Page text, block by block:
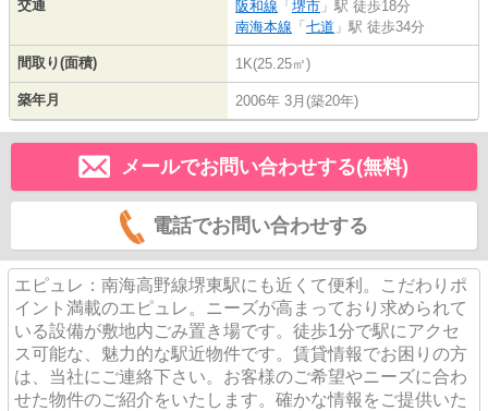
交通
阪和線 「 堺市 」駅 徒歩18分
南海本線 「 七道 」駅 徒歩34分
間取り(面積) 1K(25.25㎡)
築年月 2006年 3月(築20年)
メールでお問い合わせする(無料)
電話でお問い合わせする
エピュレ：南海高野線堺東駅にも近くて便利。こだわりポ
イント満載のエピュレ。ニーズが高まっており求められて
いる設備が敷地内ごみ置き場です。徒歩1分で駅にアクセ
ス可能な、魅力的な駅近物件です。賃貸情報でお困りの方
は、当社にご連絡下さい。お客様のご希望やニーズに合わ
せた物件のご紹介をいたします。確かな情報をご提供いた